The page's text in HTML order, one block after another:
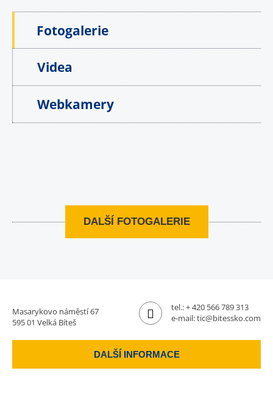
Fotogalerie
Videa
Webkamery
DALŠÍ FOTOGALERIE
Masarykovo náměstí 67
595 01 Velká Bíteš
tel.:+ 420 566 789 313
e-mail:tic@bitessko.com
DALŠÍ INFORMACE